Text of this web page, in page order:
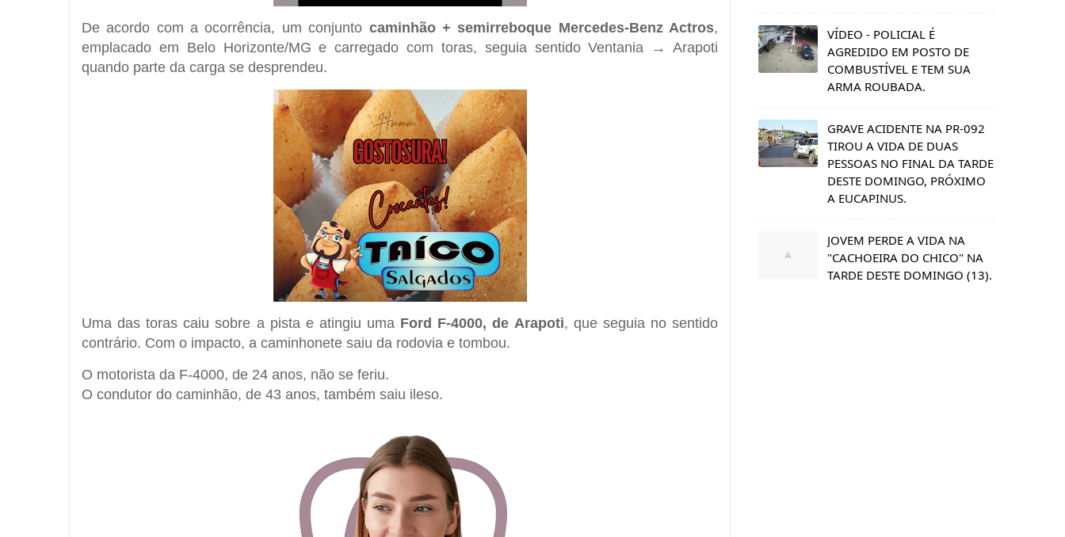
De acordo com a ocorrência, um conjunto caminhão + semirreboque Mercedes-Benz Actros,
emplacado em Belo Horizonte/MG e carregado com toras, seguia sentido Ventania → Arapoti
quando parte da carga se desprendeu.
Uma das toras caiu sobre a pista e atingiu uma Ford F-4000, de Arapoti, que seguia no sentido
contrário. Com o impacto, a caminhonete saiu da rodovia e tombou.
O motorista da F-4000, de 24 anos, não se feriu.
O condutor do caminhão, de 43 anos, também saiu ileso.
VÍDEO - POLICIAL É
AGREDIDO EM POSTO DE
COMBUSTÍVEL E TEM SUA
ARMA ROUBADA.
GRAVE ACIDENTE NA PR-092
TIROU A VIDA DE DUAS
PESSOAS NO FINAL DA TARDE
DESTE DOMINGO, PRÓXIMO
A EUCAPINUS.
JOVEM PERDE A VIDA NA
"CACHOEIRA DO CHICO" NA
TARDE DESTE DOMINGO (13).